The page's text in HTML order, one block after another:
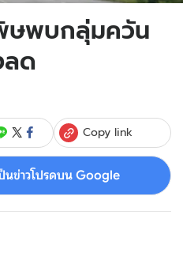
ษพบกลุ่มควัน
ลด
Copy link
นข่าวโปรดบน Google